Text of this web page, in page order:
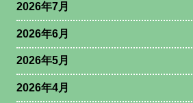
2026年7月
2026年6月
2026年5月
2026年4月